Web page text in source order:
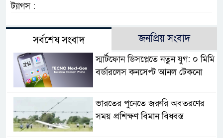
ট্যাগস :
সর্বশেষ সংবাদ জনপ্রিয় সংবাদ
স্মার্টফোন ডিসপ্লেতে নতুন যুগ: ০ মিমি
বর্ডারলেস কনসেপ্ট আনল টেকনো
ভারতের পুনেতে জরুরি অবতরণের
সময় প্রশিক্ষণ বিমান বিধ্বস্ত